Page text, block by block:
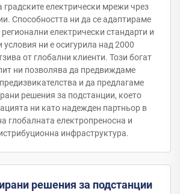
градските електрически мрежи чрез
Способността ни да се адаптираме
електрически стандарти и
условия ни е осигурила над 2000
от глобални клиенти. Този богат
ни позволява да предвиждаме
и да предлагаме
решения за подстанции, което
ни като надежден партньор в
глобалната електропреносна и
инфраструктура.
решения за подстанции